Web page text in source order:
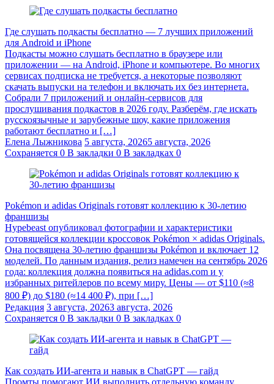
Где слушать подкасты бесплатно — 7 лучших приложений
для Android и iPhone
Подкасты можно слушать бесплатно в браузере или
приложении — на Android, iPhone и компьютере. Во многих
сервисах подписка не требуется, а некоторые позволяют
скачать выпуски на телефон и включать их без интернета.
Собрали 7 приложений и онлайн-сервисов для
прослушивания подкастов в 2026 году. Разберём, где искать
русскоязычные и зарубежные шоу, какие приложения
работают бесплатно и […]
Елена Лыжникова 5 августа, 20265 августа, 2026
Сохраняется 0 В закладки 0 В закладках 0
Pokémon и adidas Originals готовят коллекцию к 30-летию
франшизы
Hypebeast опубликовал фотографии и характеристики
готовящейся коллекции кроссовок Pokémon × adidas Originals.
Она посвящена 30-летию франшизы Pokémon и включает 12
моделей. По данным издания, релиз намечен на сентябрь 2026
года: коллекция должна появиться на adidas.com и у
избранных ритейлеров по всему миру. Цены — от $110 (≈8
800 ₽) до $180 (≈14 400 ₽), при […]
Редакция 3 августа, 20263 августа, 2026
Сохраняется 0 В закладки 0 В закладках 0
Как создать ИИ-агента и навык в ChatGPT — гайд